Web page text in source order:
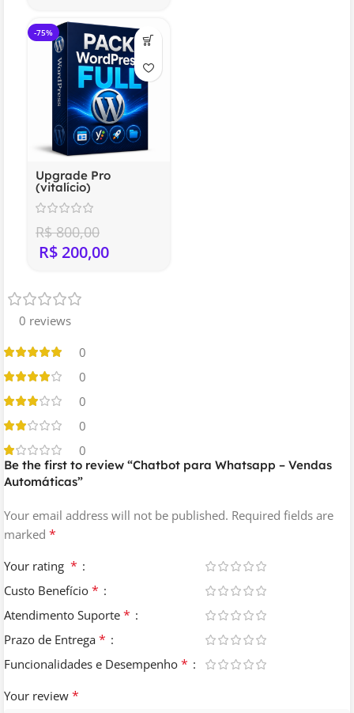
-75%
Upgrade Pro
(vitalício)
R$800,00
R$ 200,00
0 reviews
0
0
0
0
0
Be the first to review “Chatbot para Whatsapp – Vendas
Automáticas”
Your email address will not be published. Required fields are
marked *
Your rating *
Custo Benefício *
Atendimento Suporte *
Prazo de Entrega *
Funcionalidades e Desempenho *
Your review *